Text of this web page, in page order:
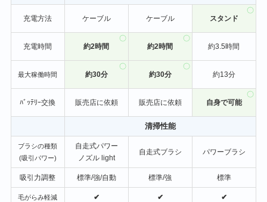
充電方法 ケーブル ケーブル スタンド
充電時間 約2時間 約2時間 約3.5時間
最大稼働時間 約30分 約30分 約13分
ﾊﾞｯﾃﾘｰ交換 販売店に依頼 販売店に依頼 自身で可能
清掃性能
ブラシの種類
(吸引パワー)
自走式パワー
ノズル light
自走式ブラシ パワーブラシ
吸引力調整 標準/強/自動 標準/強 標準
毛がらみ軽減 ✔ ✔ ✔